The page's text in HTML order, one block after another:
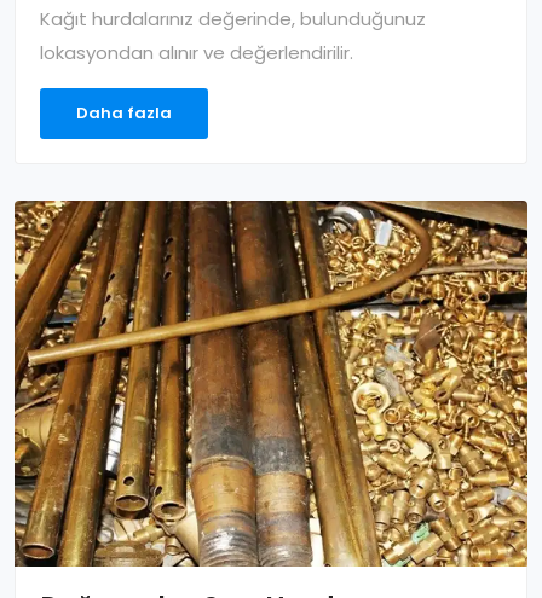
Kağıt hurdalarınız değerinde, bulunduğunuz
lokasyondan alınır ve değerlendirilir.
Daha fazla